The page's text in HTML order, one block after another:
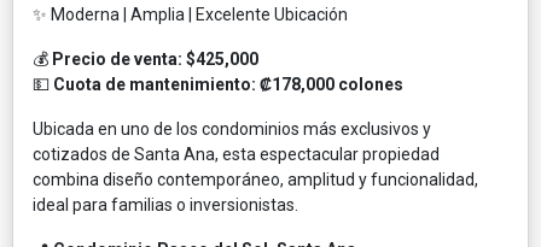
✨ Moderna | Amplia | Excelente Ubicación
💰 Precio de venta: $425,000
💵 Cuota de mantenimiento: ₡178,000 colones
Ubicada en uno de los condominios más exclusivos y
cotizados de Santa Ana, esta espectacular propiedad
combina diseño contemporáneo, amplitud y funcionalidad,
ideal para familias o inversionistas.